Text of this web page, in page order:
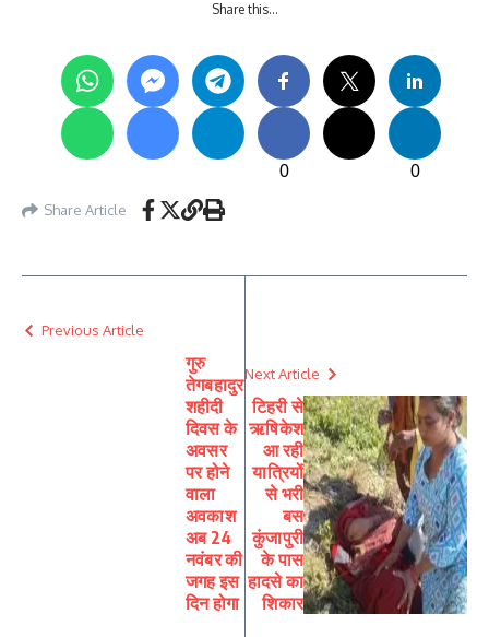
Share this…
0 0
Share Article
Previous Article
गुरु
तेगबहादुर
शहीदी
दिवस के
अवसर
पर होने
वाला
अवकाश
अब 24
नवंबर की
जगह इस
दिन होगा
Next Article
टिहरी से
ऋषिकेश
आ रही
यात्रियों
से भरी
बस
कुंजापुरी
के पास
हादसे का
शिकार